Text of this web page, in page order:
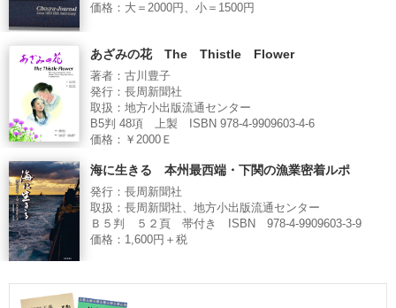
価格：大＝2000円、小＝1500円
あざみの花 The Thistle Flower
著者：古川豊子
発行：長周新聞社
取扱：地方小出版流通センター
B5判 48項 上製 ISBN 978-4-9909603-4-6
価格：￥2000Ｅ
海に生きる 本州最西端・下関の漁業密着ルポ
発行：長周新聞社
取扱：長周新聞社、地方小出版流通センター
Ｂ５判 ５２頁 帯付き ISBN 978-4-9909603-3-9
価格：1,600円＋税